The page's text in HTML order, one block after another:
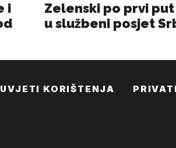
UVJETI KORIŠTENJA